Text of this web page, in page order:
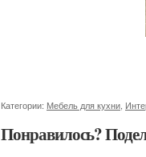
Категории: Мебель для кухни
Понравилось?